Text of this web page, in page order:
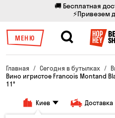
🚚 Бесплатная
⚡Привезем
МЕНЮ
Главная Сегодня в бутылках
Вино игристое Francois Montand
11°
Киев Доставка